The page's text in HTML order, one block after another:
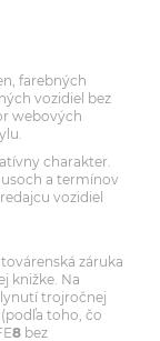
farebných
vozidiel bez
webových
charakter.
a termínov
vozidiel
záruka
knižke. Na
trojročnej
toho, čo
8 bez